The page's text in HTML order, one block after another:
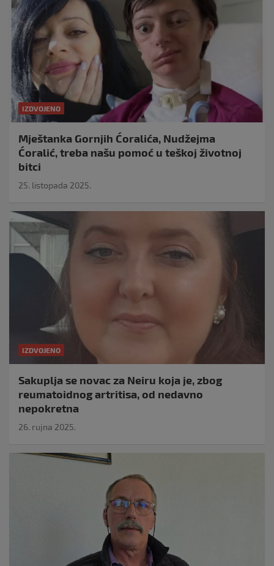
IZDVOJENO
Mještanka Gornjih Ćoralića, Nudžejma
Ćoralić, treba našu pomoć u teškoj životnoj
bitci
25. listopada 2025.
IZDVOJENO
Sakuplja se novac za Neiru koja je, zbog
reumatoidnog artritisa, od nedavno
nepokretna
26. rujna 2025.